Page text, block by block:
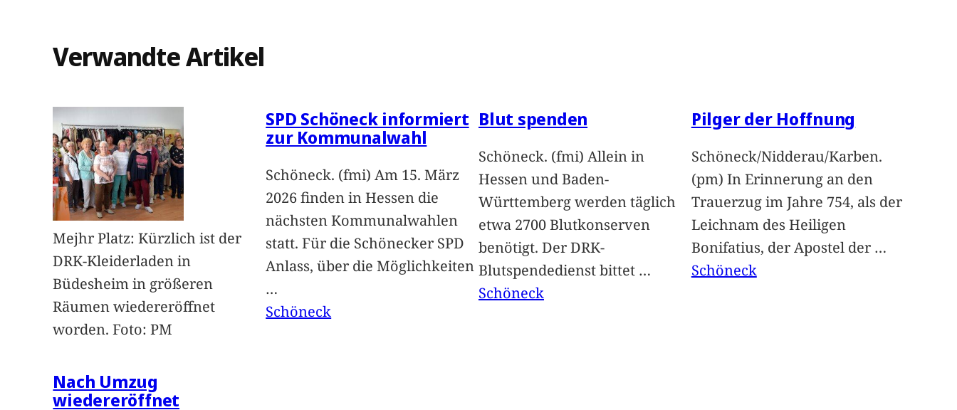
Verwandte Artikel
Mejhr Platz: Kürzlich ist der
DRK-Kleiderladen in
Büdesheim in größeren
Räumen wiedereröffnet
worden. Foto: PM
Nach Umzug
wiedereröffnet
SPD Schöneck informiert
zur Kommunalwahl
Schöneck. (fmi) Am 15. März
2026 finden in Hessen die
nächsten Kommunalwahlen
statt. Für die Schönecker SPD
Anlass, über die Möglichkeiten
…
Schöneck
Blut spenden
Schöneck. (fmi) Allein in
Hessen und Baden-
Württemberg werden täglich
etwa 2700 Blutkonserven
benötigt. Der DRK-
Blutspendedienst bittet …
Schöneck
Pilger der Hoffnung
Schöneck/Nidderau/Karben.
(pm) In Erinnerung an den
Trauerzug im Jahre 754, als der
Leichnam des Heiligen
Bonifatius, der Apostel der …
Schöneck